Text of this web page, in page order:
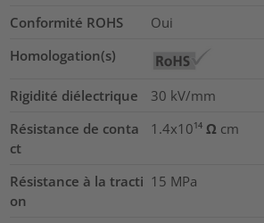
Conformité ROHS
Oui
Homologation(s)
Rigidité diélectrique 30 kV/mm
Résistance de conta
ct
1.4x10¹⁴ Ω cm
Résistance à la tracti
on
15 MPa